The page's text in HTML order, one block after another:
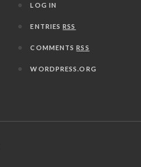
LOG IN
ENTRIESRSS
COMMENTSRSS
WORDPRESS.ORG